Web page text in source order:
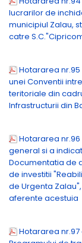
lucrarilor de
municipiul Zalau,
catre
Hotararea
unei Conventii
teritoriale din
Infrastructurii din
Hotararea
general si a
Documentatia de
de investitii
de Urgenta
aferente acestuia
Hotararea